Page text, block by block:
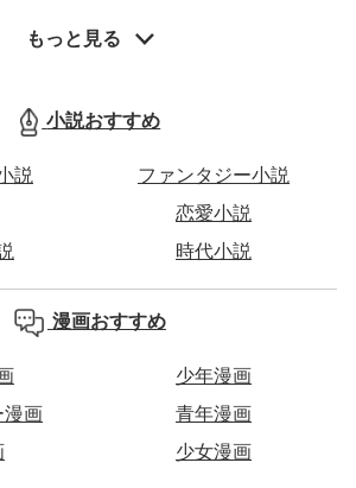
もっと見る
小説おすすめ
説
ファンタジー小説
恋愛小説
時代小説
漫画おすすめ
少年漫画
漫画
青年漫画
少女漫画